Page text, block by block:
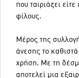
που ταιριάζει
φίλους.
Μέρος της
άνεσης το
χρήση. Με τη
αποτελεί μια